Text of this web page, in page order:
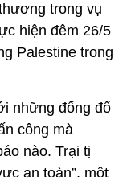
trong vụ
hiện đêm 26/5
Palestine trong
những đống đổ
công mà
nào. Trại tị
an toàn”, một